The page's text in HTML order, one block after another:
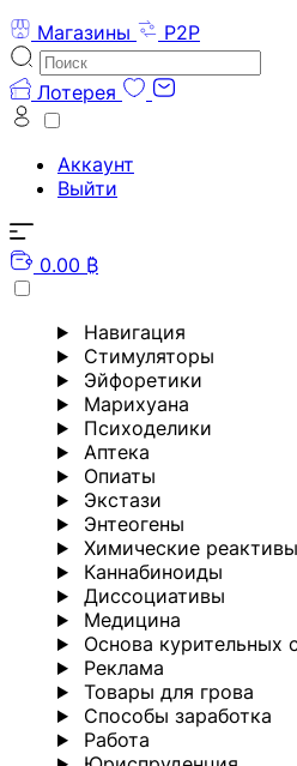
Магазины
P2P
Лотерея
Аккаунт
Выйти
0.00 ₿
Навигация
Стимуляторы
Эйфоретики
Марихуана
Психоделики
Аптека
Опиаты
Экстази
Энтеогены
Химические
Каннабиноиды
Диссоциативы
Медицина
Основа курительных
Реклама
Товары для грова
Способы заработка
Работа